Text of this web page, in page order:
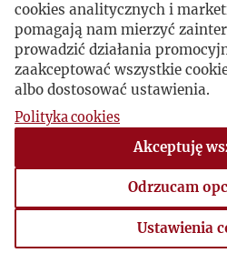
cookies analitycznych i
pomagają nam mierzyć
prowadzić działania
zaakceptować wszystkie
albo dostosować ustawienia.
Polityka cookies
Akceptuję
Odrzucam
Ustawienia
Ustawienia cookies